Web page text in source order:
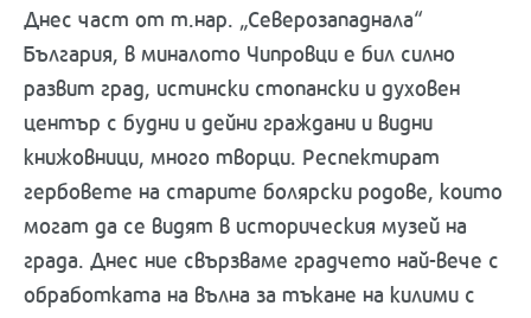
Днес част от т.нар. „Северозападнала“
България, в миналото Чипровци е бил силно
развит град, истински стопански и духовен
център с будни и дейни граждани и видни
книжовници, много творци. Респектират
гербовете на старите болярски родове, които
могат да се видят в историческия музей на
града. Днес ние свързваме градчето най-вече с
обработката на вълна за тъкане на килими с